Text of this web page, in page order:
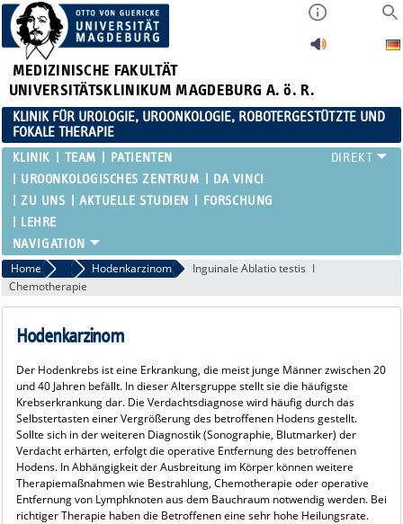
MEDIZINISCHE FAKULTÄT
UNIVERSITÄTSKLINIKUM MAGDEBURG A. ö. R.
KLINIK FÜR UROLOGIE, UROONKOLOGIE, ROBOTERGESTÜTZTE UND
FOKALE THERAPIE
KLINIK TEAM
PATIENTEN
UROONKOLOGISCHES ZENTRUM
DA VINCI
ZU UNS
AKTUELLE STUDIEN
FORSCHUNG
LEHRE
Home OnkologieHodenkarzinom
Inguinale Ablatio testis
Chemotherapie
Hodenkarzinom
Der Hodenkrebs ist eine Erkrankung, die meist junge Männer zwischen 20
und 40 Jahren befällt. In dieser Altersgruppe stellt sie die häufigste
Krebserkrankung dar. Die Verdachtsdiagnose wird häufig durch das
Selbstertasten einer Vergrößerung des betroffenen Hodens gestellt.
Sollte sich in der weiteren Diagnostik (Sonographie, Blutmarker) der
Verdacht erhärten, erfolgt die operative Entfernung des betroffenen
Hodens. In Abhängigkeit der Ausbreitung im Körper können weitere
Therapiemaßnahmen wie Bestrahlung, Chemotherapie oder operative
Entfernung von Lymphknoten aus dem Bauchraum notwendig werden. Bei
richtiger Therapie haben die Betroffenen eine sehr hohe Heilungsrate.